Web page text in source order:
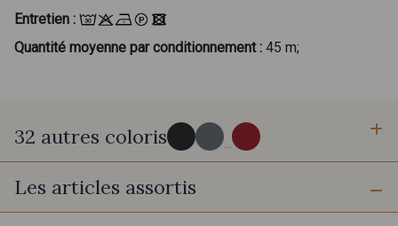
Entretien :
Quantité moyenne par conditionnement : 45 m;
32 autres coloris ...
50 - Noir
Les articles assortis